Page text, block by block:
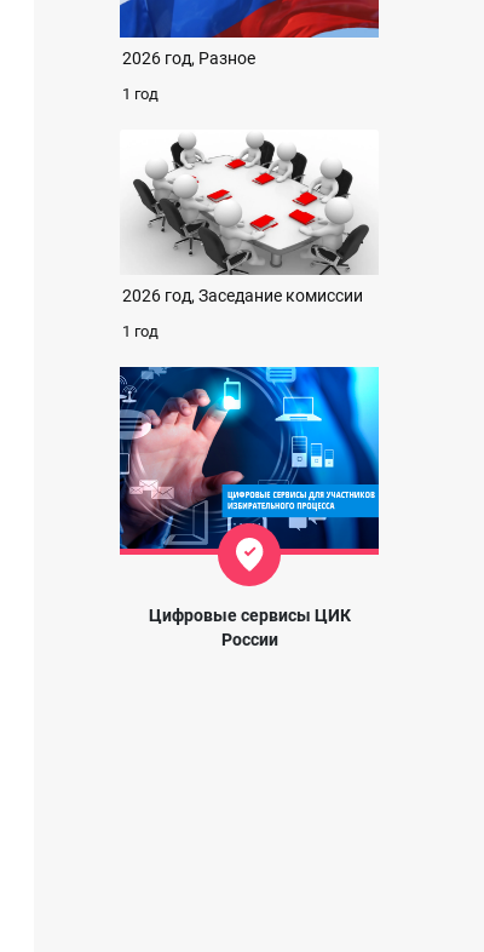
2026 год, Разное
1 год
2026 год, Заседание комиссии
1 год
Цифровые сервисы ЦИК
России